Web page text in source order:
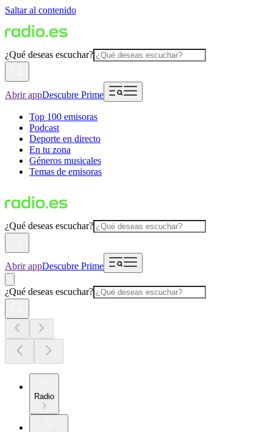
Saltar al contenido
¿Qué deseas escuchar?
Abrir appDescubre Prime
Top 100 emisoras
Podcast
Deporte en directo
En tu zona
Géneros musicales
Temas de emisoras
¿Qué deseas escuchar?
Abrir appDescubre Prime
¿Qué deseas escuchar?
Radio